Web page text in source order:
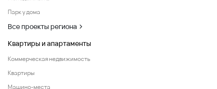
Парк у дома
Все проекты региона
Квартиры и апартаменты
Коммерческая недвижимость
Квартиры
Машино-места